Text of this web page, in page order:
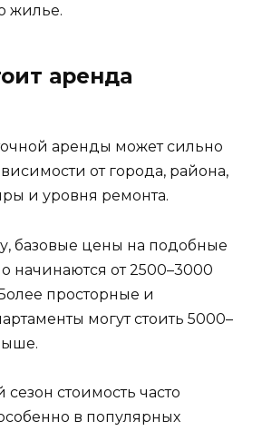
жилье.
аренда
аренды может сильно
от города, района,
и уровня ремонта.
базовые цены на подобные
начинаются от 2500–3000
просторные и
могут стоить 5000–
стоимость часто
в популярных